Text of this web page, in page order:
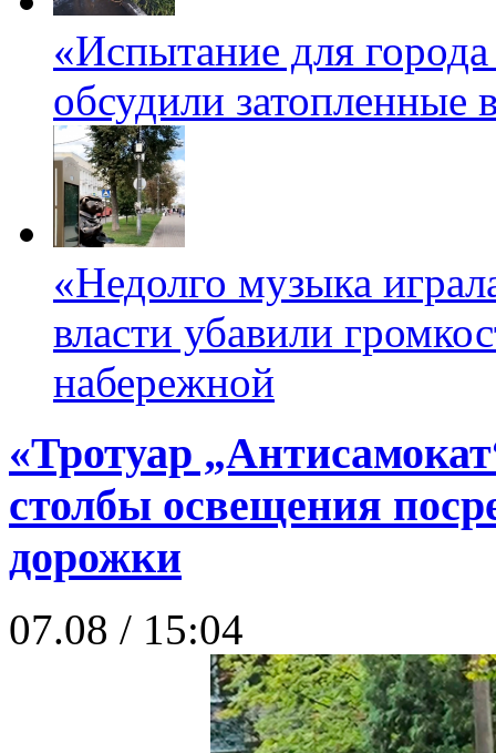
«Испытание для
обсудили затопленные
«Недолго музыка
власти убавили
набережной
«Тротуар
столбы освещения
дорожки
07.08 / 15:04